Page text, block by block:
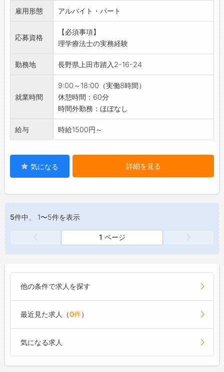
◇食器や陶器が好きな方
◇人と話すことや接客が好きな方
◇テーブルコーディネートに興味がある方
◇落ち着いた雰囲気の中で笑顔で働きたい方
◇軽井沢でアルバイト・パートを探している方
・検証
利用方法の開発
データ収集
改善方法の作成
報告書作成
雇用形態 アルバイト・パート
応募資格
【必須事項】
理学療法士の実務経験
勤務地 長野県上田市踏入2-16-24
就業時間
9:00～18:00（実働8時間）
休憩時間：60分
時間外勤務：ほぼなし
給与 時給1500円～
気になる 詳細を見る
5件中、 1〜5件を表示
1 ページ
他の条件で求人を探す
最近見た求人（0件）
気になる求人